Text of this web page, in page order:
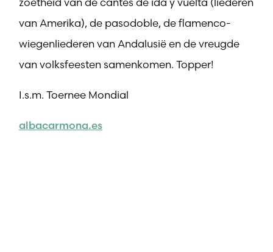
van Amerika), de pasodoble, de flamenco-
wiegenliederen van Andalusië en de vreugde
van volksfeesten samenkomen. Topper!
I.s.m. Toernee Mondial
albacarmona.es